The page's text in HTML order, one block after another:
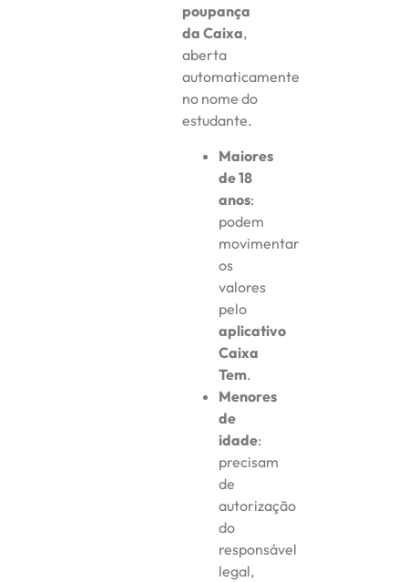
poupança
da Caixa,
aberta
automaticamente
no nome do
estudante.
Maiores
de 18
anos:
podem
movimentar
os
valores
pelo
aplicativo
Caixa
Tem.
Menores
de
idade:
precisam
de
autorização
do
responsável
legal,